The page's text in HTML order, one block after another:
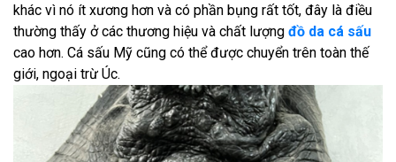
khác vì nó ít xương hơn và có phần bụng rất tốt, đây là điều
thường thấy ở các thương hiệu và chất lượng đồ da cá sấu
cao hơn. Cá sấu Mỹ cũng có thể được chuyển trên toàn thế
giới, ngoại trừ Úc.